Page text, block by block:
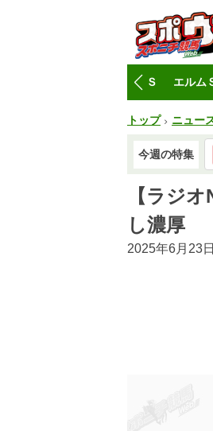
レパードＳ エルム
トップ ニュー
今週の特集
【ラジ
し濃厚
2025年6月23